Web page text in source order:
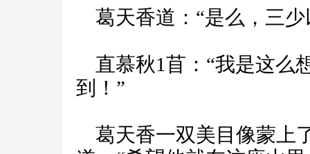
葛天香道：“是么，三少
直慕秋1苜：“我是这么
到！”
葛天香一双美目像蒙上